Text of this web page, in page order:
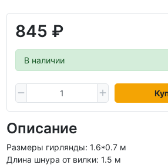
845 ₽
В наличии
Описание
Размеры гирлянды: 1.6*0.7 м
Длина шнура от вилки: 1.5 м